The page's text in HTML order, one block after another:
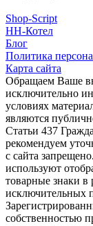
Shop-Script
НН-Котел
Блог
Политика
Карта сайта
Обращаем Ваше
исключительно
условиях
являются
Статьи 437
рекомендуем
с сайта
используют
товарные знаки в
исключительных
собственностью